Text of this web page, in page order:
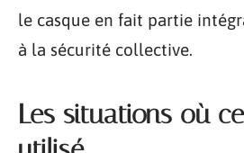
le casque en fait partie
à la sécurité collective.
Les situations où